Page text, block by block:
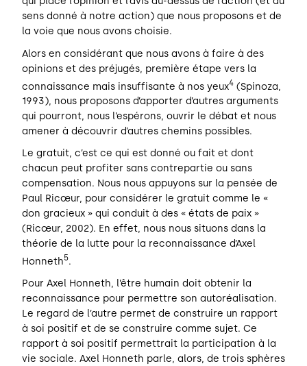
sens donné à notre action) que nous proposons et de
la voie que nous avons choisie.
Alors en considérant que nous avons à faire à des
opinions et des préjugés, première étape vers la
connaissance mais insuffisante à nos yeux4 (Spinoza,
1993), nous proposons d’apporter d’autres arguments
qui pourront, nous l’espérons, ouvrir le débat et nous
amener à découvrir d’autres chemins possibles.
Le gratuit, c’est ce qui est donné ou fait et dont
chacun peut profiter sans contrepartie ou sans
compensation. Nous nous appuyons sur la pensée de
Paul Ricœur, pour considérer le gratuit comme le «
don gracieux » qui conduit à des « états de paix »
(Ricœur, 2002). En effet, nous nous situons dans la
théorie de la lutte pour la reconnaissance d’Axel
Honneth5.
Pour Axel Honneth, l’être humain doit obtenir la
reconnaissance pour permettre son autoréalisation.
Le regard de l’autre permet de construire un rapport
à soi positif et de se construire comme sujet. Ce
rapport à soi positif permettrait la participation à la
vie sociale. Axel Honneth parle, alors, de trois sphères